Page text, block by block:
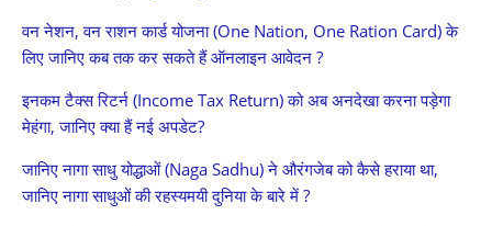
वन नेशन, वन राशन कार्ड योजना (One Nation, One Ration Card) के
लिए जानिए कब तक कर सकते हैं ऑनलाइन आवेदन ?
इनकम टैक्स रिटर्न (Income Tax Return) को अब अनदेखा करना पड़ेगा
मेहंगा, जानिए क्या हैं नई अपडेट?
जानिए नागा साधु योद्धाओं (Naga Sadhu) ने औरंगजेब को कैसे हराया था,
जानिए नागा साधुओं की रहस्यमयी दुनिया के बारे में ?